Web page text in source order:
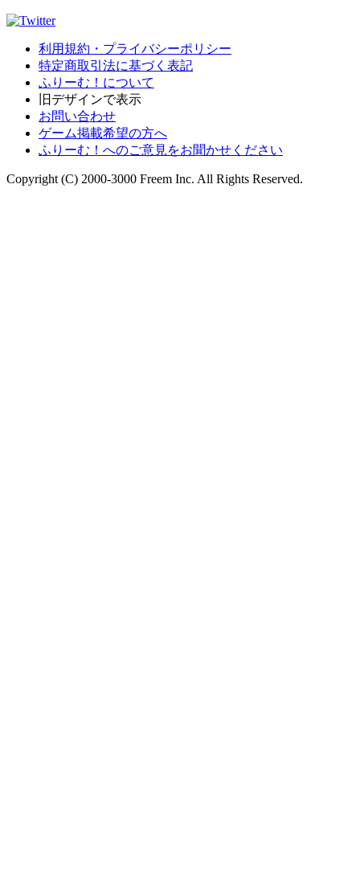
利用規約・プライバシーポリシー
特定商取引法に基づく表記
ふりーむ！について
旧デザインで表示
お問い合わせ
ゲーム掲載希望の方へ
ふりーむ！へのご意見をお聞かせください
Copyright (C) 2000-3000 Freem Inc. All Rights Reserved.